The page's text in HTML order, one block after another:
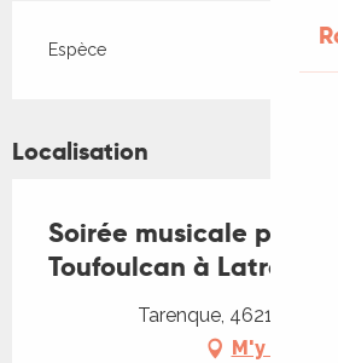
Espèce
Localisation
Soirée musicale par le
Toufoulcan à
Tarenque, 46210
M'y rendre